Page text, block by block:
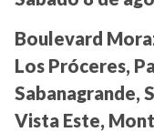
Boulevard
Los Próceres,
Sabanagrande,
Vista Este,